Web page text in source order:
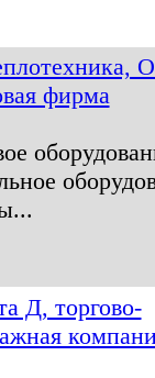
фирма
Д, торгово-